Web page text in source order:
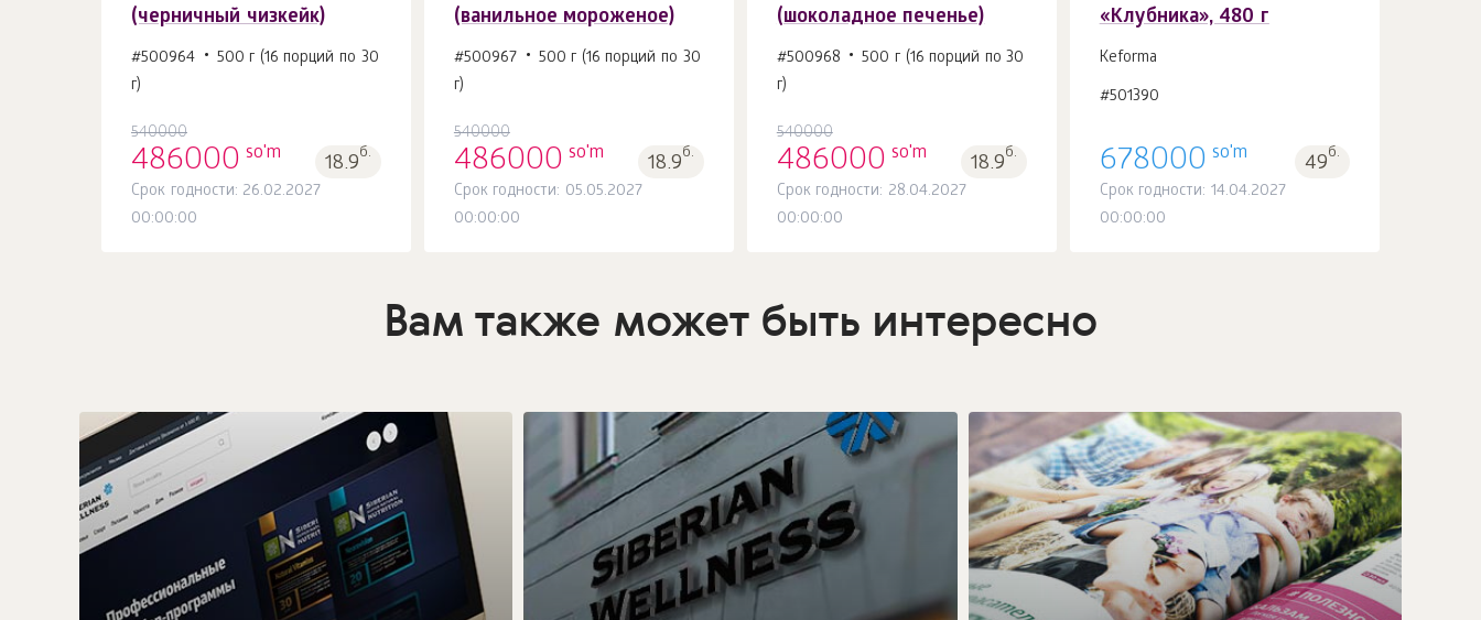
(черничный чизкейк)
#500964
500 г (16 порций по 30
г)
540000
486000 so'm 18.9б.
Срок годности: 26.02.2027
00:00:00
(ванильное мороженое)
#500967
500 г (16 порций по 30
г)
540000
486000 so'm 18.9б.
Срок годности: 05.05.2027
00:00:00
(шоколадное печенье)
#500968
500 г (16 порций по 30
г)
540000
486000 so'm 18.9б.
Срок годности: 28.04.2027
00:00:00
«Клубника», 480 г
Keforma
#501390
678000 so'm 49б.
Срок годности: 14.04.2027
00:00:00
Вам также может быть интересно